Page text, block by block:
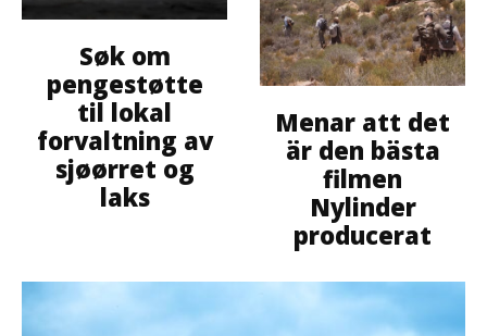
Søk om
pengestøtte
til lokal
forvaltning av
sjøørret og
laks
Menar att det
är den bästa
filmen
Nylinder
producerat